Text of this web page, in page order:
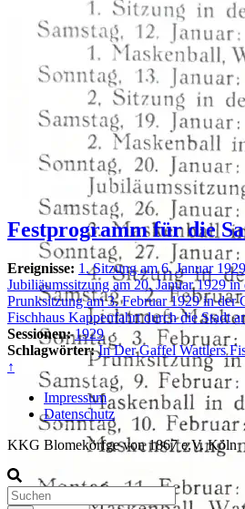
Festprogramm für die
Ereignisse: 1. Sitzung am 6. Januar
Jubiliäumssitzung am 20. Januar 1929
Prunksitzung am 3. Februar 1929 in der
Fischhaus Kappenfahrt durch die Stadt
Sessionen: 1929
Schlagwörter: In Der GaffelWattlers
↑
Impressum
Datenschutz
KKG Blomekörfge von 1867 e.V. Köln